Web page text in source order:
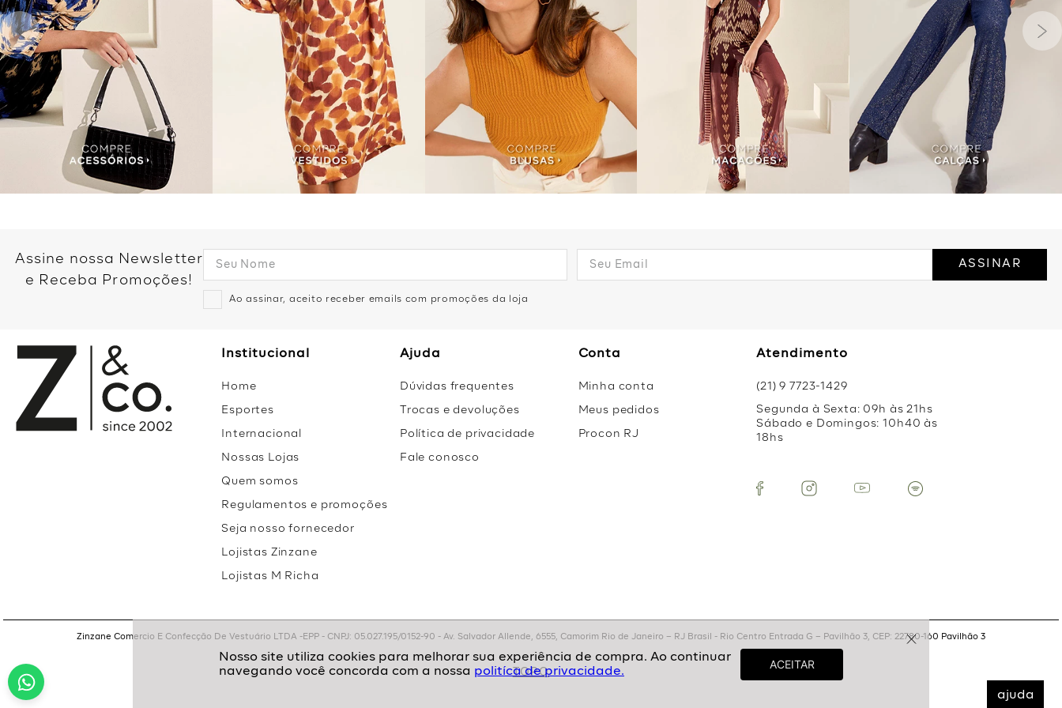
ajuda
politíca de privacidade.
Assine nossa Newsletter
e Receba Promoções!
Ao assinar, aceito receber emails com promoções da loja
ASSINAR
Institucional
Home
Esportes
Internacional
Nossas Lojas
Quem somos
Regulamentos e promoções
Seja nosso fornecedor
Lojistas Zinzane
Lojistas M Richa
Ajuda
Dúvidas frequentes
Trocas e devoluções
Política de privacidade
Fale conosco
Conta
Minha conta
Meus pedidos
Procon RJ
Atendimento
(21) 9 7723-1429
Segunda à Sexta: 09h às 21hs
Sábado e Domingos: 10h40 às
18hs
Zinzane Comercio E Confecção De Vestuário LTDA -EPP - CNPJ: 05.027.195/0152-90 - Av. Salvador Allende, 6555, Camorim Rio de Janeiro – RJ Brasil - Rio Centro Entrada G – Pavilhão 3, CEP: 22780-160 Pavilhão 3
TOPO